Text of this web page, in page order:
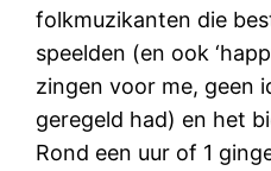
folkmuzikanten die
speelden (en ook
zingen voor me, geen
geregeld had) en het
Rond een uur of 1